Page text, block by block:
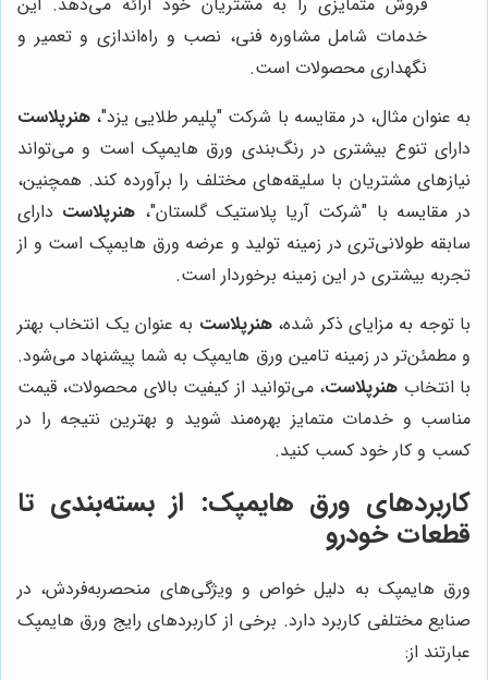
خدمات شامل مشاوره فنی، نصب و راه‌اندازی و تعمیر و
نگهداری محصولات است.
به عنوان مثال، در مقایسه با شرکت "پلیمر طلایی یزد"، هنرپلاست
دارای تنوع بیشتری در رنگ‌بندی ورق هایمپک است و می‌تواند
نیازهای مشتریان با سلیقه‌های مختلف را برآورده کند. همچنین،
در مقایسه با "شرکت آریا پلاستیک گلستان"، هنرپلاست دارای
سابقه طولانی‌تری در زمینه تولید و عرضه ورق هایمپک است و از
تجربه بیشتری در این زمینه برخوردار است.
با توجه به مزایای ذکر شده،هنرپلاست به عنوان یک انتخاب بهتر
و مطمئن‌تر در زمینه تامین ورق هایمپک به شما پیشنهاد می‌شود.
با انتخاب هنرپلاست، می‌توانید از کیفیت بالای محصولات، قیمت
مناسب و خدمات متمایز بهره‌مند شوید و بهترین نتیجه را در
کسب و کار خود کسب کنید.
کاربردهای ورق هایمپک: از بسته‌بندی تا
قطعات خودرو
ورق هایمپک به دلیل خواص و ویژگی‌های منحصربه‌فردش، در
صنایع مختلفی کاربرد دارد. برخی از کاربردهای رایج ورق هایمپک
عبارتند از: